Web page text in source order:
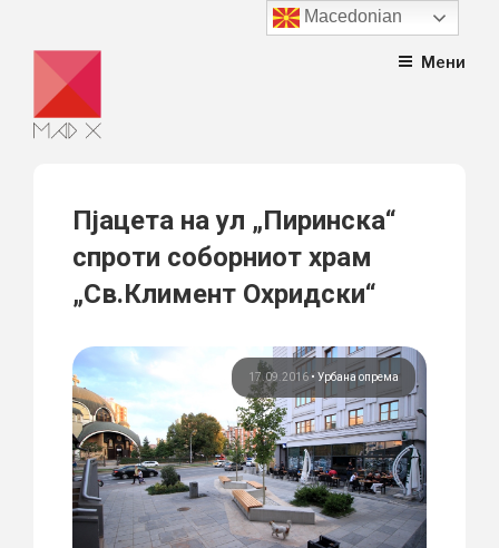
content
Мени
Пјацета на ул „Пиринска“
спроти соборниот храм
„Св.Климент Охридски“
17.09.2016 • Урбана опрема
Macedonian